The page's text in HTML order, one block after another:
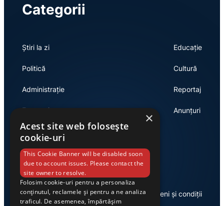
Categorii
Știri la zi
Politică
Administrație
Economie
Educație
Cultură
Reportaj
Anunțuri
Link-uri utile
Despre noi Termeni și condiții
×
Acest site web folosește
cookie-uri
This Cookie Banner will be disabled soon
due to account issues. Please contact the
site owner to resolve.
Folosim cookie-uri pentru a personaliza
conținutul, reclamele și pentru a ne analiza
traficul. De asemenea, împărtășim